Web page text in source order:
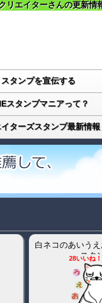
エイターさんの更新情
スタンプを宣伝する
スタンプマニアって？
ターズスタンプ最新情報
てるてる坊主40